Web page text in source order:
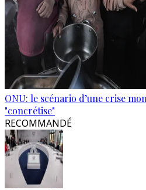
ONU: le scénario d’une crise
"concrétise"
RECOMMANDÉ